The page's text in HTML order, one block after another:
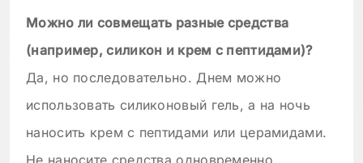
Можно ли совмещать разные средства
(например, силикон и крем с пептидами)?
Да, но последовательно. Днем можно
использовать силиконовый гель, а на ночь
наносить крем с пептидами или церамидами.
Не наносите средства одновременно,